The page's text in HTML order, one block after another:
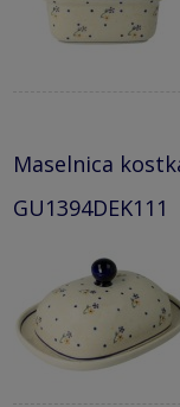
Maselnica
GU1394DEK111